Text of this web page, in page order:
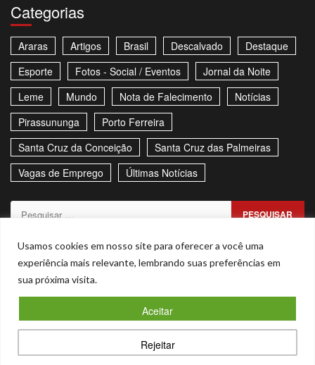
Usamos cookies em nosso site para oferecer a você uma
experiência mais relevante, lembrando suas preferências em
sua próxima visita.
Rejeitar
Aceitar
Categorias
Araras Artigos Brasil Descalvado
Destaque
Esporte
Fotos - Social / Eventos
Jornal da Noite
Leme
Mundo Nota de Falecimento
Notícias
Pirassununga
Porto Ferreira
Santa Cruz da Conceição
Santa Cruz das Palmeiras
Vagas de Emprego
Últimas Notícias
Pesquisar
Sitemap Política de Privacidade Contato
Stories
Facebook
Youtube
Copyright © Todos os direitos reservados. - CNPJ –
53.855.101/0001-00|Magnitudeby AF themes.